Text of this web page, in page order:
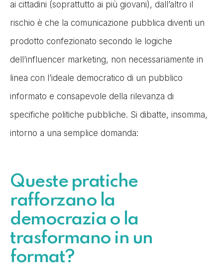
ai cittadini (soprattutto ai più giovani), dall’altro il
rischio è che la comunicazione pubblica diventi un
prodotto confezionato secondo le logiche
dell’influencer marketing, non necessariamente in
linea con l’ideale democratico di un pubblico
informato e consapevole della rilevanza di
specifiche politiche pubbliche. Si dibatte, insomma,
intorno a una semplice domanda:
Queste pratiche
rafforzano la
democrazia o la
trasformano in un
format?